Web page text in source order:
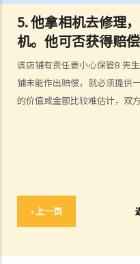
5. 他拿相机去修理
机。他可否获得赔偿
该店铺有责任要小心保管B 先
铺未能作出赔偿，就必须提供
的价值或金额比较难估计，双
‹ 上一页
为「消费者」？
2. 法例对服务提供的质素有何
何界定我为「消费者」？
3. 有些奸商会以错误资料误导
所误导？
4. 消费品不一定是安全可靠的
7. 如果我需要提供个人资料（
供者，我应该留意甚么事项？